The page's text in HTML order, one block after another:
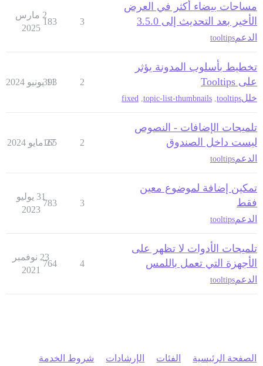
مساحات بيضاء أكثر في العرض
الأخير بعد التحديث إلى 3.5.0
الدعمtooltips
3
183
2 مارس
2025
تخطيط بأسلوب المدونة يؤثر
على Tooltips
خللtooltips
topic-list-thumbnails
fixed
2
393
11 يونيو 2024
تلميحات الإضافات - النصوص
ليست داخل الصندوق
الدعمtooltips
2
165
27 مايو 2024
تمكين إضافة لموضوع معين
فقط
الدعمtooltips
3
783
31 يوليو
2023
تلميحات الأدوات لا تظهر على
الأجهزة التي تعمل باللمس
الدعمtooltips
4
764
23 نوفمبر
2021
الصفحة الرئيسية الفئات الإرشادات شروط الخدمة